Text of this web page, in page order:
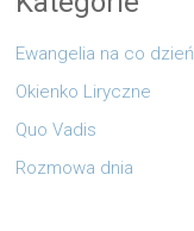
Ewangelia na co dzień
Okienko Liryczne
Quo Vadis
Rozmowa dnia